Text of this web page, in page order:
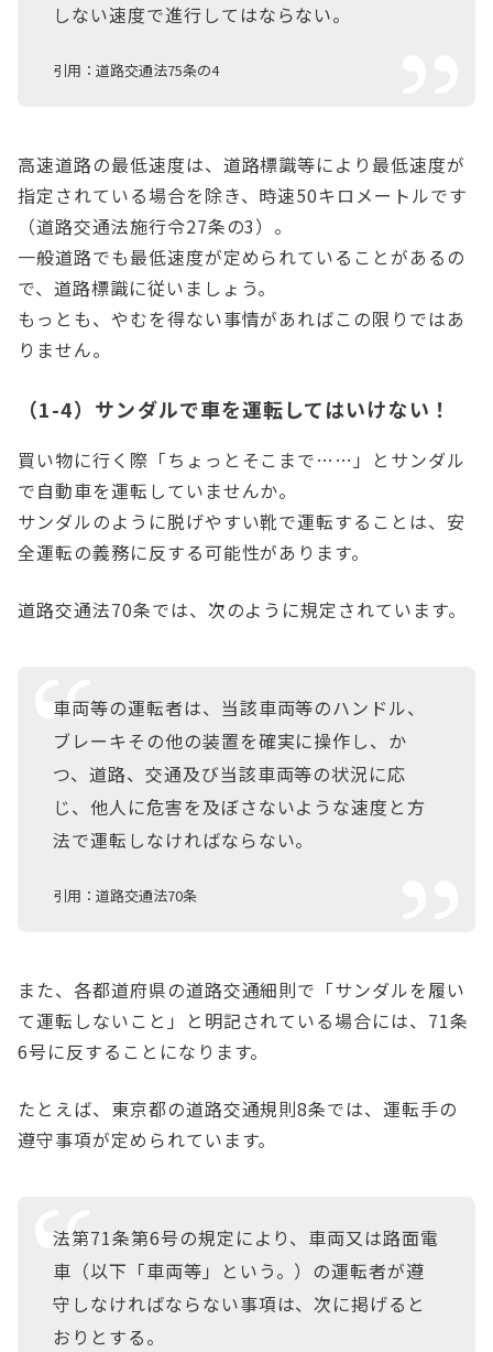
しない速度で進行してはならない。
引用：道路交通法75条の4
高速道路の最低速度は、道路標識等により最低速度が
指定されている場合を除き、時速50キロメートルです
（道路交通法施行令27条の3）。
一般道路でも最低速度が定められていることがあるの
で、道路標識に従いましょう。
もっとも、やむを得ない事情があればこの限りではあ
りません。
（1-4）サンダルで車を運転してはいけない！
買い物に行く際「ちょっとそこまで……」とサンダル
で自動車を運転していませんか。
サンダルのように脱げやすい靴で運転することは、安
全運転の義務に反する可能性があります。
道路交通法70条では、次のように規定されています。
車両等の運転者は、当該車両等のハンドル、
ブレーキその他の装置を確実に操作し、か
つ、道路、交通及び当該車両等の状況に応
じ、他人に危害を及ぼさないような速度と方
法で運転しなければならない。
引用：道路交通法70条
また、各都道府県の道路交通細則で「サンダルを履い
て運転しないこと」と明記されている場合には、71条
6号に反することになります。
たとえば、東京都の道路交通規則8条では、運転手の
遵守事項が定められています。
法第71条第6号の規定により、車両又は路面電
車（以下「車両等」という。）の運転者が遵
守しなければならない事項は、次に掲げると
おりとする。